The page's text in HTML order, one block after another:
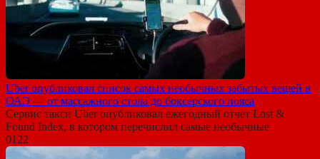
Uber опубликовал список самых необычных забытых вещей в
ОАЭ — от массажного стола до боксерского пояса
Сервис такси Uber опубликовал ежегодный отчет Lost &
Found Index, в котором перечислил самые необычные
0122